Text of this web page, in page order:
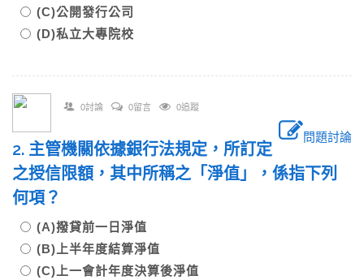
(C)公開發行公司
(D)私立大專院校
0討論 0留言 0追蹤
問題討論
2. 主管機關依據銀行法規定，所訂定
之授信限額，其中所稱之「淨值」，係指下列
何項？
(A)撥貸前一日淨值
(B)上半年度結算淨值
(C)上一會計年度決算後淨值